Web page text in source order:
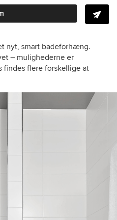
nyt, smart badeforhæng.
– mulighederne er
findes flere forskellige at